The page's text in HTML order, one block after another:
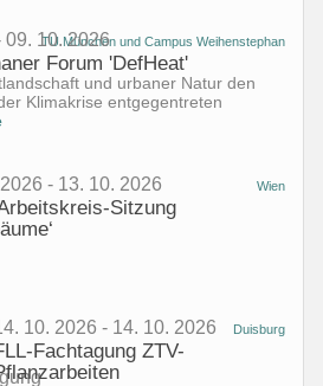
09. 10. 2026
Forum 'DefHeat'
und urbaner Natur den
Klimakrise entgegentreten
TU München und Campus Weihenstephan
- 13. 10. 2026
Sitzung
Wien
10. 2026 - 14. 10. 2026
Fachtagung ZTV-
Duisburg